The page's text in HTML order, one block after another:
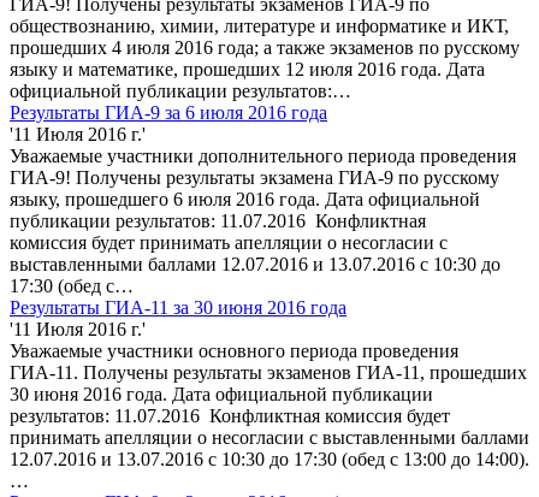
ГИА-9! Получены результаты экзаменов ГИА-9 по
обществознанию, химии, литературе и информатике и ИКТ,
прошедших 4 июля 2016 года; а также экзаменов по русскому
языку и математике, прошедших 12 июля 2016 года. Дата
официальной публикации результатов:…
Результаты ГИА-9 за 6 июля 2016 года
'11 Июля 2016 г.'
Уважаемые участники дополнительного периода проведения
ГИА-9! Получены результаты экзамена ГИА-9 по русскому
языку, прошедшего 6 июля 2016 года. Дата официальной
публикации результатов: 11.07.2016 Конфликтная
комиссия будет принимать апелляции о несогласии с
выставленными баллами 12.07.2016 и 13.07.2016 с 10:30 до
17:30 (обед с…
Результаты ГИА-11 за 30 июня 2016 года
'11 Июля 2016 г.'
Уважаемые участники основного периода проведения
ГИА-11. Получены результаты экзаменов ГИА-11, прошедших
30 июня 2016 года. Дата официальной публикации
результатов: 11.07.2016 Конфликтная комиссия будет
принимать апелляции о несогласии с выставленными баллами
12.07.2016 и 13.07.2016 с 10:30 до 17:30 (обед с 13:00 до 14:00).
…